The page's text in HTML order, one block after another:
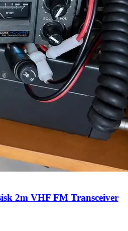
2m VHF FM Transceiver